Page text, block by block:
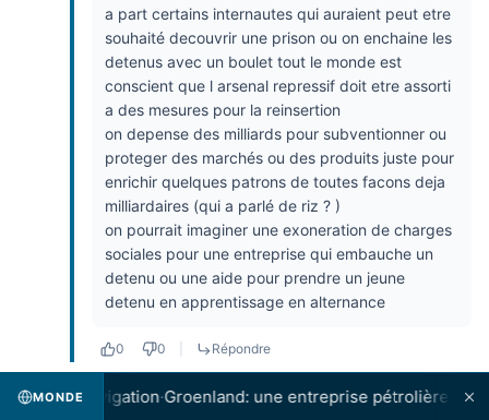
a part certains internautes qui auraient peut etre
souhaité decouvrir une prison ou on enchaine les
detenus avec un boulet tout le monde est
conscient que l arsenal repressif doit etre assorti
a des mesures pour la reinsertion
on depense des milliards pour subventionner ou
proteger des marchés ou des produits juste pour
enrichir quelques patrons de toutes facons deja
milliardaires (qui a parlé de riz ? )
on pourrait imaginer une exoneration de charges
sociales pour une entreprise qui embauche un
detenu ou une aide pour prendre un jeune
detenu en apprentissage en alternance
0 0 Répondre
MONDE
navigation Groenland: une entreprise pétrolière proche de